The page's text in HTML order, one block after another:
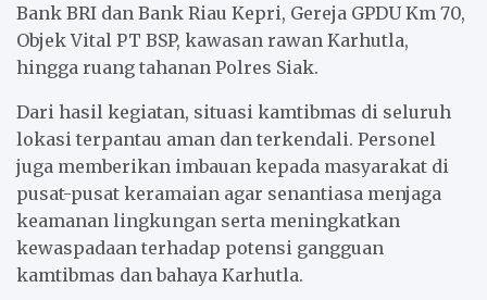
Bank BRI dan Bank Riau Kepri, Gereja GPDU Km 70,
Objek Vital PT BSP, kawasan rawan Karhutla,
hingga ruang tahanan Polres Siak.
Dari hasil kegiatan, situasi kamtibmas di seluruh
lokasi terpantau aman dan terkendali. Personel
juga memberikan imbauan kepada masyarakat di
pusat-pusat keramaian agar senantiasa menjaga
keamanan lingkungan serta meningkatkan
kewaspadaan terhadap potensi gangguan
kamtibmas dan bahaya Karhutla.